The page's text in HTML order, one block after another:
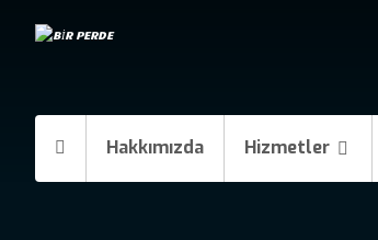
Hakkımızda Hizmetler